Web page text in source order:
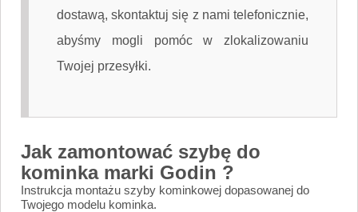
dostawą, skontaktuj się z nami telefonicznie,
abyśmy mogli pomóc w zlokalizowaniu
Twojej przesyłki.
Jak zamontować szybę do
kominka marki Godin ?
Instrukcja montażu szyby kominkowej dopasowanej do
Twojego modelu kominka.